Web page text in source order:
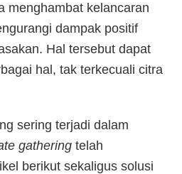
menghambat kelancaran
dampak positif
Hal tersebut dapat
hal, tak terkecuali citra
sering terjadi dalam
gathering telah
berikut sekaligus solusi